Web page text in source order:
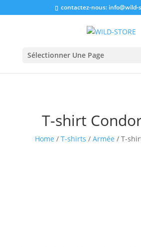
contactez-nous: info@wild-
Sélectionner Une Page
T-shirt
Home /T-shirts /Armée / T-